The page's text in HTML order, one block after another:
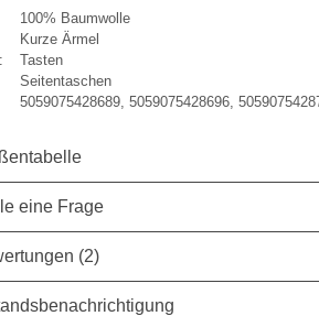
100% Baumwolle
Kurze Ärmel
Tasten
Seitentaschen
5059075428689, 5059075428696,
eine Frage
(2)